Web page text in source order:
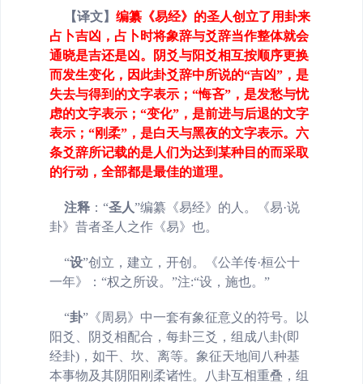
【译文】 编纂《易经》的圣人创立了用卦来
占卜吉凶，占卜时将象辞与爻辞当作整体就会
通晓是吉还是凶。阴爻与阳爻相互按顺序更换
而发生变化，因此卦爻辞中所说的“吉凶”，是
失去与得到的文字表示；“悔吝”，是发愁与忧
虑的文字表示；“变化”，是前进与后退的文字
表示；“刚柔”，是白天与黑夜的文字表示。六
条爻辞所记载的是人们为达到某种目的而采取
的行动，全部都是最佳的道理。
注释 ： “圣人”编纂《易经》的人。《易·说
卦》昔者圣人之作《易》也。
“设”创立，建立，开创。《公羊传·桓公十
一年》：“权之所设。”注:“设，施也。”
“卦”《周易》中一套有象征意义的符号。以
阳爻、阴爻相配合，每卦三爻，组成八卦(即
经卦)，如干、坎、离等。象征天地间八种基
本事物及其阴阳刚柔诸性。八卦互相重叠，组